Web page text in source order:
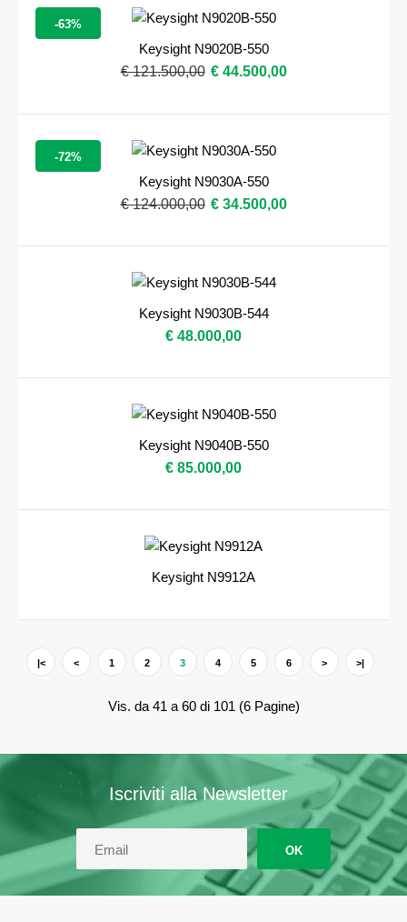
-63%
Keysight N9020B-550
€ 121.500,00 € 44.500,00
-72%
Keysight N9030A-550
€ 124.000,00 € 34.500,00
Keysight N9030B-544
€ 48.000,00
Keysight N9040B-550
€ 85.000,00
Keysight N9912A
|< < 1 2 3 4 5 6 > >|
Vis. da 41 a 60 di 101 (6 Pagine)
Iscriviti alla Newsletter
OK